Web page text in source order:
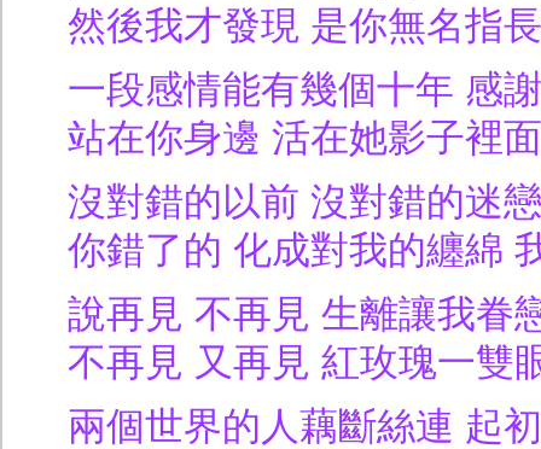
然後我才發現 是你無名指
一段感情能有幾個十年 感
站在你身邊 活在她影子裡面
沒對錯的以前 沒對錯的迷
你錯了的 化成對我的纏綿
說再見 不再見 生離讓我眷
不再見 又再見 紅玫瑰一雙
兩個世界的人藕斷絲連 起